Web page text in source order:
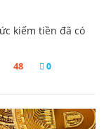
kiếm tiền đã có
48 0